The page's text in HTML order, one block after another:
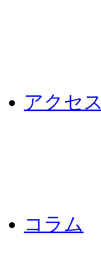
アクセス
コラム